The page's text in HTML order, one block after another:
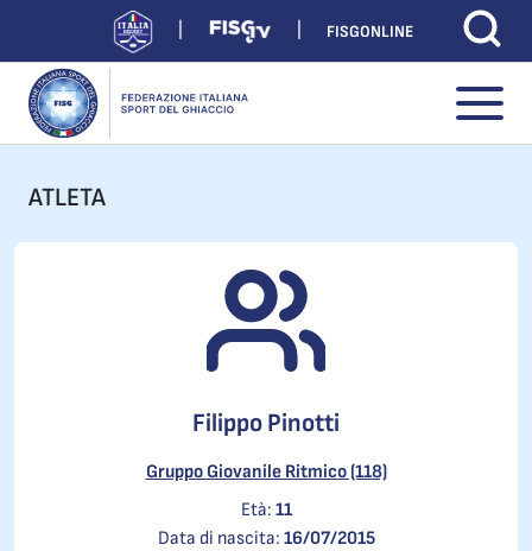
FISGONLINE
ATLETA
Filippo Pinotti
Gruppo Giovanile Ritmico (118)
Età: 11
Data di nascita: 16/07/2015